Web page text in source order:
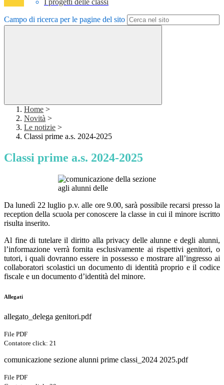
I progetti delle classi
Campo di ricerca per le pagine del sito
Home >
Novità >
Le notizie >
Classi prime a.s. 2024-2025
Classi prime a.s. 2024-2025
Dalunedì 22 luglio p.v. alle ore 9.00, sarà possibile recarsi presso la
receptiondella scuola per conoscere la classe in cui il minore iscritto
risulta inserito.
Al fine di tutelare il diritto allaprivacy delle alunne e degli alunni,
l’informazione verrà fornitaesclusivamente ai rispettivi genitori, o
tutori, i quali dovranno essere in possesso e mostrare all’ingresso ai
collaboratori scolastici un documentodi identità proprio eil codice
fiscale e un documento d’identità del minore.
Allegati
allegato_delega genitori.pdf
File PDF
Contatore click: 21
comunicazione sezione alunni prime classi_2024 2025.pdf
File PDF